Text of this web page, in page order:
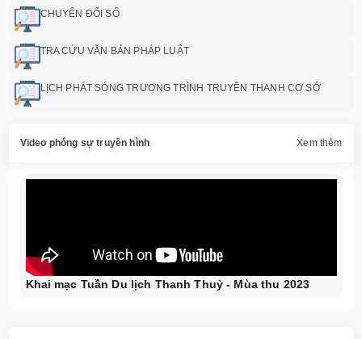
CHUYỂN ĐỔI SỐ
TRA CỨU VĂN BẢN PHÁP LUẬT
LỊCH PHÁT SÓNG TRƯƠNG TRÌNH TRUYỀN THANH CƠ SỞ
Video phóng sự truyền hình Xem thêm
Khai mạc Tuần Du lịch Thanh Thuỷ - Mùa thu 2023